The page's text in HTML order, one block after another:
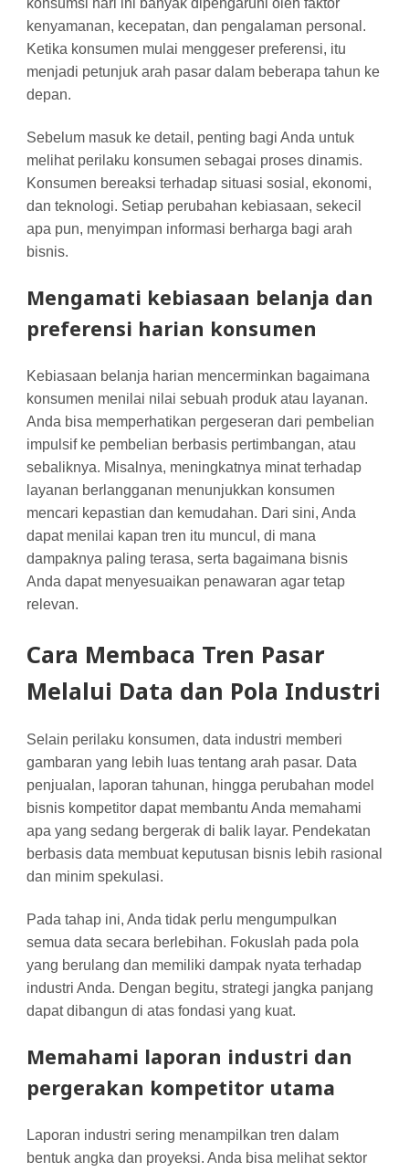
kenyamanan, kecepatan, dan pengalaman personal.
Ketika konsumen mulai menggeser preferensi, itu
menjadi petunjuk arah pasar dalam beberapa tahun ke
depan.
Sebelum masuk ke detail, penting bagi Anda untuk
melihat perilaku konsumen sebagai proses dinamis.
Konsumen bereaksi terhadap situasi sosial, ekonomi,
dan teknologi. Setiap perubahan kebiasaan, sekecil
apa pun, menyimpan informasi berharga bagi arah
bisnis.
Mengamati kebiasaan belanja dan
preferensi harian konsumen
Kebiasaan belanja harian mencerminkan bagaimana
konsumen menilai nilai sebuah produk atau layanan.
Anda bisa memperhatikan pergeseran dari pembelian
impulsif ke pembelian berbasis pertimbangan, atau
sebaliknya. Misalnya, meningkatnya minat terhadap
layanan berlangganan menunjukkan konsumen
mencari kepastian dan kemudahan. Dari sini, Anda
dapat menilai kapan tren itu muncul, di mana
dampaknya paling terasa, serta bagaimana bisnis
Anda dapat menyesuaikan penawaran agar tetap
relevan.
Cara Membaca Tren Pasar
Melalui Data dan Pola Industri
Selain perilaku konsumen, data industri memberi
gambaran yang lebih luas tentang arah pasar. Data
penjualan, laporan tahunan, hingga perubahan model
bisnis kompetitor dapat membantu Anda memahami
apa yang sedang bergerak di balik layar. Pendekatan
berbasis data membuat keputusan bisnis lebih rasional
dan minim spekulasi.
Pada tahap ini, Anda tidak perlu mengumpulkan
semua data secara berlebihan. Fokuslah pada pola
yang berulang dan memiliki dampak nyata terhadap
industri Anda. Dengan begitu, strategi jangka panjang
dapat dibangun di atas fondasi yang kuat.
Memahami laporan industri dan
pergerakan kompetitor utama
Laporan industri sering menampilkan tren dalam
bentuk angka dan proyeksi. Anda bisa melihat sektor